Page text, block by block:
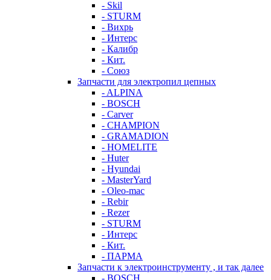
- Skil
- STURM
- Вихрь
- Интерс
- Калибр
- Кит.
- Союз
Запчасти для электропил цепных
- ALPINA
- BOSCH
- Carver
- CHAMPION
- GRAMADION
- HOMELITE
- Huter
- Hyundai
- MasterYard
- Oleo-mac
- Rebir
- Rezer
- STURM
- Интерс
- Кит.
- ПАРМА
Запчасти к электроинструменту , и так далее
- BOSCH